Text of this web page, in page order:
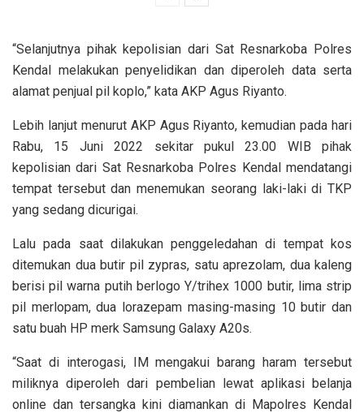
“Selanjutnya pihak kepolisian dari Sat Resnarkoba Polres
Kendal melakukan penyelidikan dan diperoleh data serta
alamat penjual pil koplo,” kata AKP Agus Riyanto.
Lebih lanjut menurut AKP Agus Riyanto, kemudian pada hari
Rabu, 15 Juni 2022 sekitar pukul 23.00 WIB pihak
kepolisian dari Sat Resnarkoba Polres Kendal mendatangi
tempat tersebut dan menemukan seorang laki-laki di TKP
yang sedang dicurigai.
Lalu pada saat dilakukan penggeledahan di tempat kos
ditemukan dua butir pil zypras, satu aprezolam, dua kaleng
berisi pil warna putih berlogo Y/trihex 1000 butir, lima strip
pil merlopam, dua lorazepam masing-masing 10 butir dan
satu buah HP merk Samsung Galaxy A20s.
“Saat di interogasi, IM mengakui barang haram tersebut
miliknya diperoleh dari pembelian lewat aplikasi belanja
online dan tersangka kini diamankan di Mapolres Kendal